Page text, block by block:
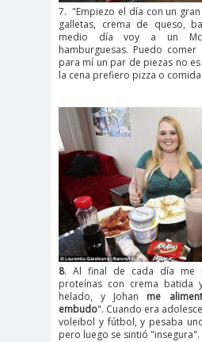
7. "Empiezo el día con un
galletas, crema de queso,
medio día voy a un
hamburguesas. Puedo
para mí un par de piezas no
la cena prefiero pizza o
8. Al final de cada día me
proteínas con crema batida
helado, y Johan me
embudo". Cuando era
voleibol y fútbol, ​​y pesaba
pero luego se sintió "insegura".